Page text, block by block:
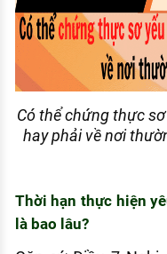
Có thể chứng thực
hay phải về nơi
Thời hạn thực hiện
là bao lâu?